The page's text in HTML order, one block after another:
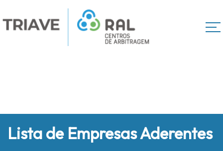
Lista de Empresas Aderentes